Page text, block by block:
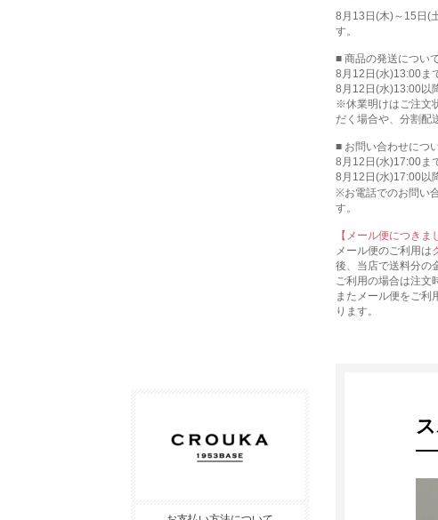
8月13日(木)～15日(
す。
■ 商品の発送につい
8月12日(水)13:00ま
8月12日(水)13:00以
※休業明けはご注文
だく場合や、分割配
■ お問い合わせにつ
8月12日(水)17:00ま
8月12日(水)17:00以
※お電話でのお問い
す。
【メール便につきま
メール便のご利用は
後、当店で送料分の
ご利用の場合は注文
またメール便をご利
ります。